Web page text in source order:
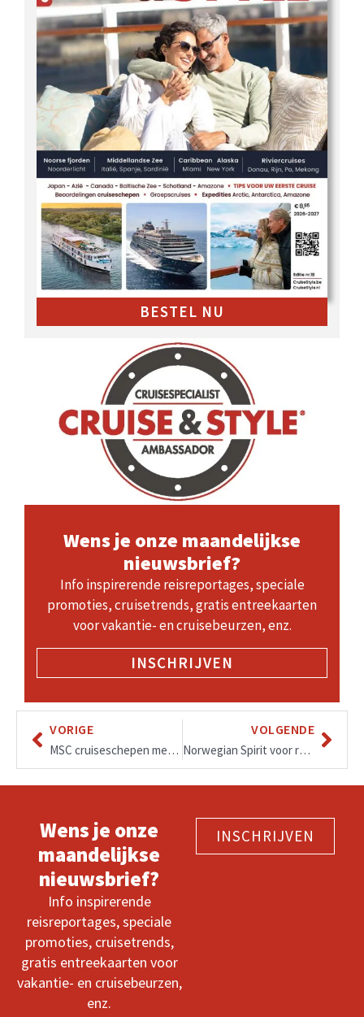
BESTEL NU
Wens je onze maandelijkse
nieuwsbrief?
Info inspirerende reisreportages, speciale
promoties, cruisetrends, gratis entreekaarten
voor vakantie- en cruisebeurzen, enz.
INSCHRIJVEN
VORIGE
MSC cruiseschepen met een Yacht Club
VOLGENDE
Norwegian Spirit voor renovaties van boeg tot achtersteven, inclusief alle restaurants, staterooms en openbare ruimtes…
Wens je onze
maandelijkse
nieuwsbrief?
Info inspirerende
reisreportages, speciale
promoties, cruisetrends,
gratis entreekaarten voor
vakantie- en cruisebeurzen,
enz.
INSCHRIJVEN